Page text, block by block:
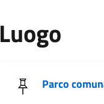
Luogo
Parco